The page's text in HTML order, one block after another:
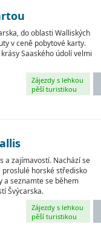
do oblasti Walliských
v ceně pobytové karty.
Saaského údolí velmi
Zájezdy s lehkou
pěší turistikou
a zajímavostí. Nachází se
horské středisko
a seznamte se během
Švýcarska.
Zájezdy s lehkou
pěší turistikou